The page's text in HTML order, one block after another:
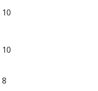
10
10
8